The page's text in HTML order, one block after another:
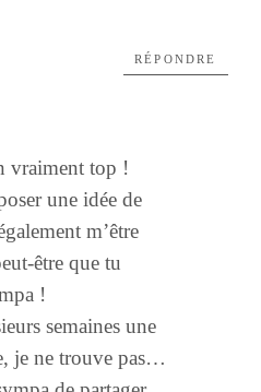
vraiment top !
une idée de
m’être
être que tu
!
semaines une
je ne trouve pas…
RÉPONDRE